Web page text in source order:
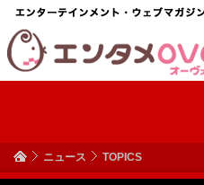
ニュース TOPICS